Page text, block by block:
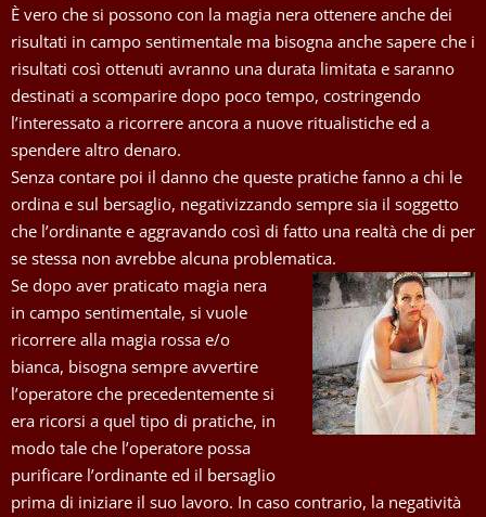
È vero che si possono con la magia nera ottenere anche dei
risultati in campo sentimentale ma bisogna anche sapere che i
risultati così ottenuti avranno una durata limitata e saranno
destinati a scomparire dopo poco tempo, costringendo
l’interessato a ricorrere ancora a nuove ritualistiche ed a
spendere altro denaro.
Senza contare poi il danno che queste pratiche fanno a chi le
ordina e sul bersaglio, negativizzando sempre sia il soggetto
che l’ordinante e aggravando così di fatto una realtà che di per
se stessa non avrebbe alcuna problematica.
Se dopo aver praticato magia nera
in campo sentimentale, si vuole
ricorrere alla magia rossa e/o
bianca, bisogna sempre avvertire
l’operatore che precedentemente si
era ricorsi a quel tipo di pratiche, in
modo tale che l’operatore possa
purificare l’ordinante ed il bersaglio
prima di iniziare il suo lavoro. In caso contrario, la negatività